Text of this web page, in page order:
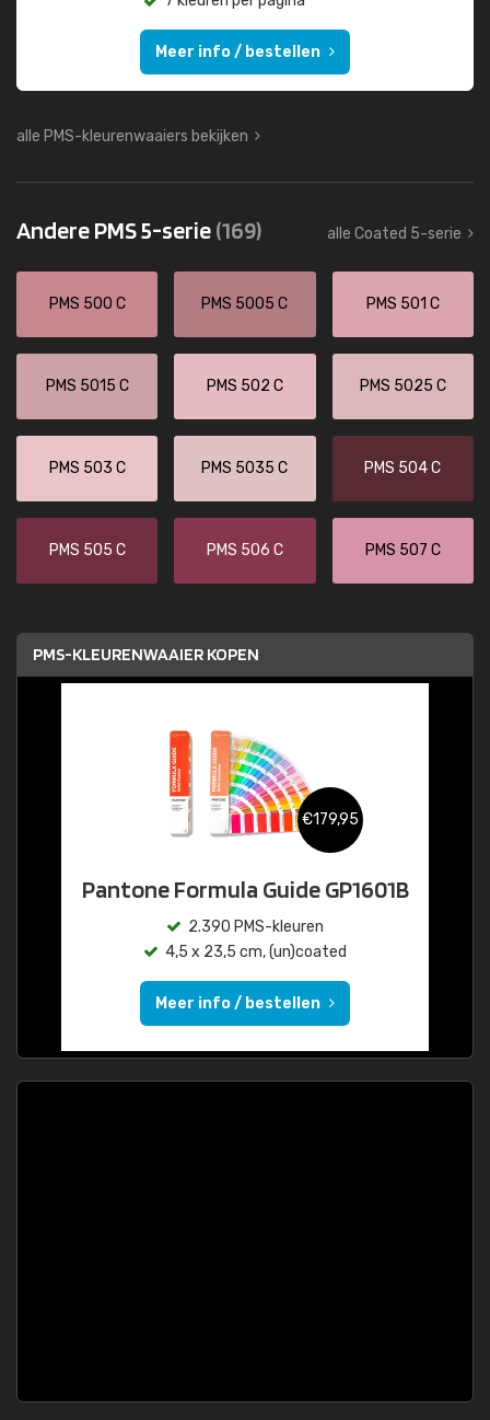
Meer info / bestellen
alle PMS-kleurenwaaiers bekijken
Andere PMS 5-serie(169) alle Coated 5-serie
PMS 500 C PMS 5005 C PMS 501 C
PMS 5015 C PMS 502 C PMS 5025 C
PMS 503 C PMS 5035 C PMS 504 C
PMS 505 C PMS 506 C PMS 507 C
PMS-KLEURENWAAIER KOPEN
€179,95
Pantone Formula Guide GP1601B
2.390 PMS-kleuren
4,5 x 23,5 cm, (un)coated
Meer info / bestellen